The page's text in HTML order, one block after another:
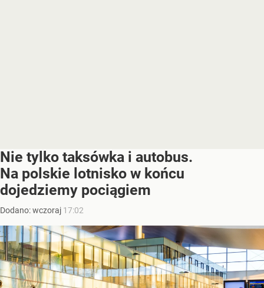
Nie tylko taksówka i autobus.
Na polskie lotnisko w końcu
dojedziemy pociągiem
Dodano:wczoraj 17:02